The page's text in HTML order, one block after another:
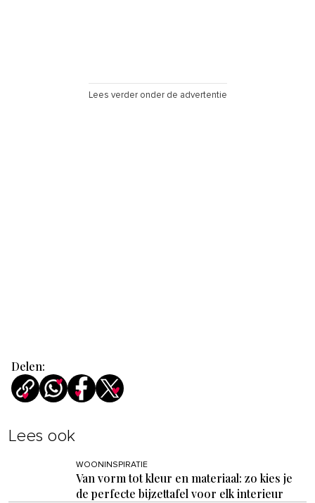
Lees verder onder de advertentie
Delen:
Lees ook
WOONINSPIRATIE
Van vorm tot kleur en materiaal: zo kies je
de perfecte bijzettafel voor elk interieur